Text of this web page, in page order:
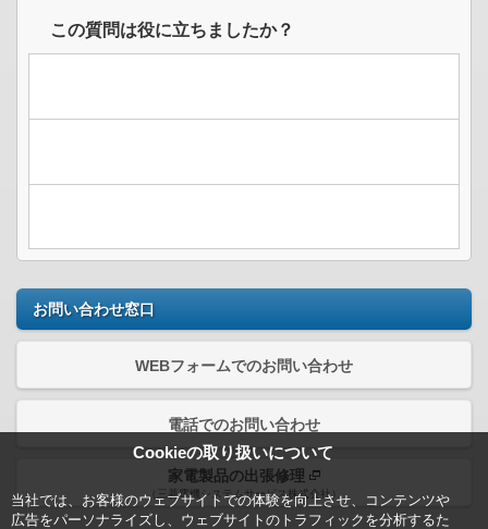
Cookieの取り扱いについて
当社では、お客様のウェブサイトでの体験を向上させ、コンテンツや
広告をパーソナライズし、ウェブサイトのトラフィックを分析するた
この質問は役に立ちましたか？
お問い合わせ窓口
WEBフォームでのお問い合わせ
電話でのお問い合わせ
家電製品の出張修理
（三菱電機システムサービス株式会社）